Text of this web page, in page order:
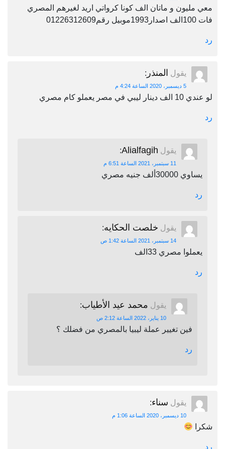
معي مليون و ماتان الف كونا كرواتي اريد لغيرهم المصري
فات 100الف اصدار1993موبيل رقم01226312609
رد
يقول المنذر :
5 ديسمبر، 2020 الساعة 4:24 م
لو عندي 10 الف دينار ليبي في مصر يعملو كام مصري
رد
يقول Alialfagih
:
11 سبتمبر، 2021 الساعة 6:51 م
يساوي 30000ألف جنيه مصري
رد
يقول خلصت الحكايه:
14 سبتمبر، 2021 الساعة 1:42 ص
يعملوا مصري 33الف
رد
يقول محمد عيد الأطياب:
10 يناير، 2022 الساعة 2:12 ص
فين تغيير عملة ليبيا بالمصري من فضلك ؟
رد
يقول سناء:
10 ديسمبر، 2020 الساعة 1:06 م
شكرا
رد